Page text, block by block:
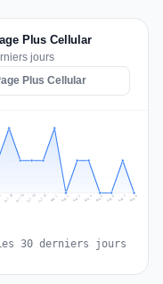
Plus Cellular
jours
Plus Cellular
Jul 28 Jul 29 Jul 30 Jul 31 Aug 1 Aug 2 Aug 3 Aug 4 Aug 5 Aug 6 Aug 7 Aug 8
30 derniers jours